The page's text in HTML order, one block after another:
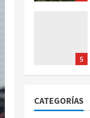
5
CATEGORÍAS